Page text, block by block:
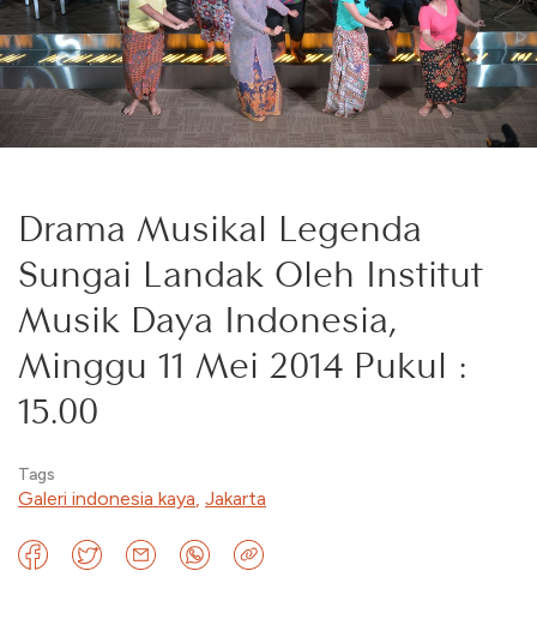
Drama Musikal Legenda
Sungai Landak Oleh Institut
Musik Daya Indonesia,
Minggu 11 Mei 2014 Pukul :
15.00
Tags
Galeri indonesia kaya, Jakarta